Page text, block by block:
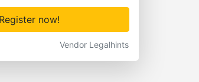
Register now!
Vendor Legalhints